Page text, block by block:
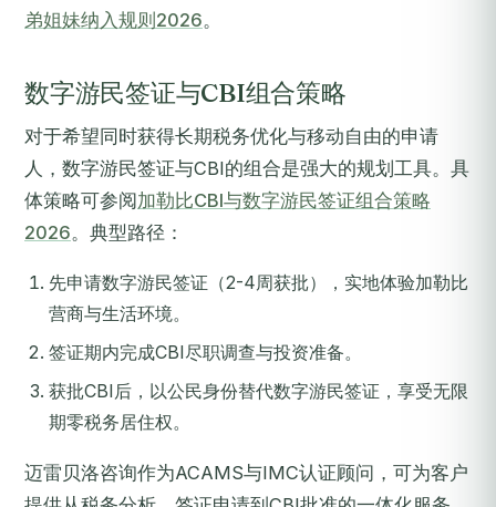
弟姐妹纳入规则2026。
数字游民签证与CBI组合策略
对于希望同时获得长期税务优化与移动自由的申请
人，数字游民签证与CBI的组合是强大的规划工具。具
体策略可参阅加勒比CBI与数字游民签证组合策略
2026。典型路径：
先申请数字游民签证（2-4周获批），实地体验加勒比
营商与生活环境。
签证期内完成CBI尽职调查与投资准备。
获批CBI后，以公民身份替代数字游民签证，享受无限
期零税务居住权。
迈雷贝洛咨询作为ACAMS与IMC认证顾问，可为客户